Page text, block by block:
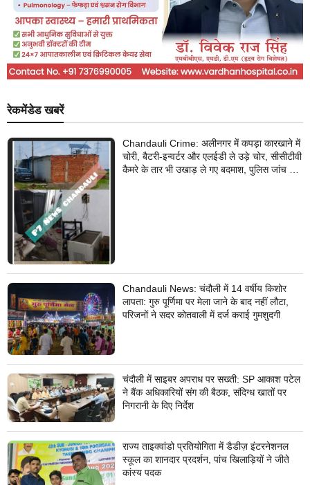
रेकमेंडेड खबरें
Chandauli Crime: अलीनगर में कपड़ा कारखाने में
चोरी, बैटरी-इन्वर्टर और एलईडी ले उड़े चोर, सीसीटीवी
कैमरे के तार भी उखाड़ ले गए बदमाश, पुलिस जांच में
Chandauli News: चंदौली में 14 वर्षीय किशोर
लापता: गुरु पूर्णिमा पर मेला जाने के बाद नहीं लौटा,
परिजनों ने सदर कोतवाली में दर्ज कराई गुमशुदगी
चंदौली में साइबर अपराध पर सख्ती: SP आकाश पटेल
ने बैंक अधिकारियों संग की बैठक, संदिग्ध खातों पर
निगरानी के दिए निर्देश
राज्य ताइक्वांडो प्रतियोगिता में डैडीज़ इंटरनेशनल
स्कूल का शानदार प्रदर्शन, पांच खिलाड़ियों ने जीते
कांस्य पदक